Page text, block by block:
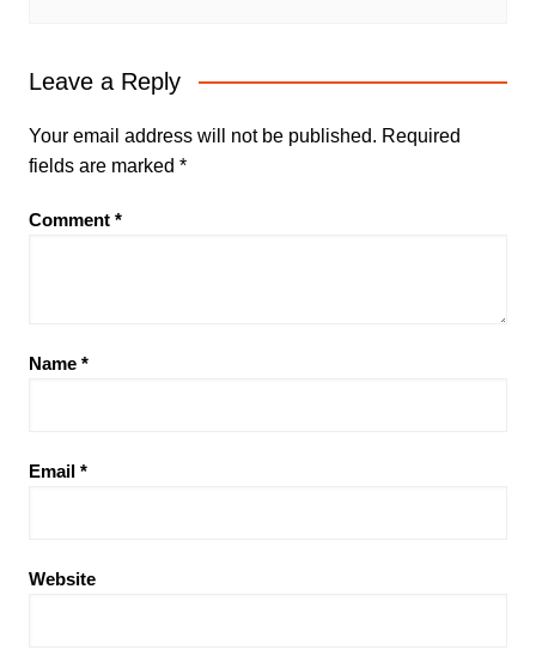
Leave a Reply
Your email address will not be published. Required
fields are marked *
Comment *
Name *
Email *
Website